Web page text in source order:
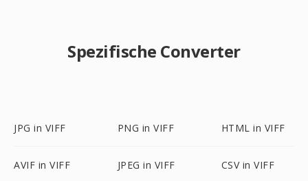
Spezifische Converter
JPG in VIFF PNG in VIFF HTML in VIFF
AVIF in VIFF JPEG in VIFF CSV in VIFF